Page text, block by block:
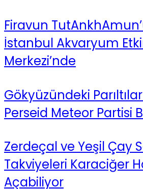
Firavun
İstanbul Akvaryum
Merkezi’nde
Gökyüzündeki
Perseid Meteor Partisi
Zerdeçal ve Yeşil Çay
Takviyeleri Karaciğer
Açabiliyor